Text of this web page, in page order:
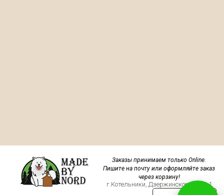
Заказы принимаем только Online.
Пишите на почту или оформляйте заказ
через корзину!
г.Котельники, Дзержинское шоссе 1